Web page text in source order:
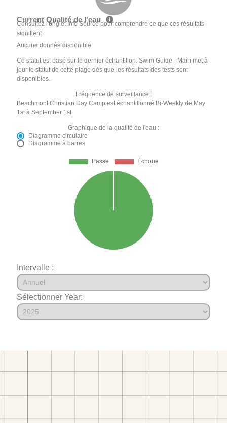
Current Qualité de l'eau
Consultez l'onglet Info Source pour comprendre ce que ces résultats
signifient
Aucune donnée disponible
Ce statut est basé sur le dernier échantillon. Swim Guide - Main met à
jour le statut de cette plage dès que les résultats des tests sont
disponibles.
Fréquence de surveillance :
Beachmont Christian Day Camp est échantillonné Bi-Weekly de May
1st à September 1st.
Graphique de la qualité de l'eau :
Diagramme circulaire
Diagramme à barres
Intervalle :
Sélectionner Year: